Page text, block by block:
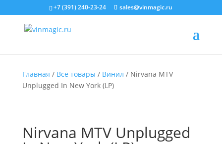
+7 (391) 240-23-24 sales@vinmagic.ru
Главная / Все товары / Винил / Nirvana MTV
Unplugged In New York (LP)
Nirvana MTV Unplugged